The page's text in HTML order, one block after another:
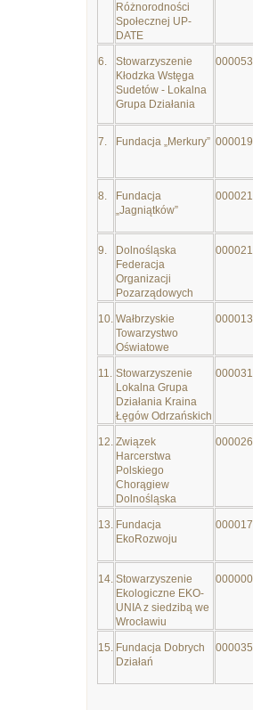
Różnorodności
Społecznej UP-
DATE
6.
Stowarzyszenie
Kłodzka Wstęga
Sudetów - Lokalna
Grupa Działania
7. Fundacja „Merkury”
8.
Fundacja
„Jagniątków”
9.
Dolnośląska
Federacja
Organizacji
Pozarządowych
10. Wałbrzyskie
Towarzystwo
Oświatowe
11. Stowarzyszenie
Lokalna Grupa
Działania Kraina
Łęgów Odrzańskich
12. Związek
Harcerstwa
Polskiego
Chorągiew
Dolnośląska
13. Fundacja
EkoRozwoju
14. Stowarzyszenie
Ekologiczne EKO-
UNIA z siedzibą we
Wrocławiu
15. Fundacja Dobrych
Działań